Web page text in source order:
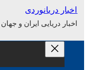
اخبار دریانوردی
اخبار دریایی ایران و جهان